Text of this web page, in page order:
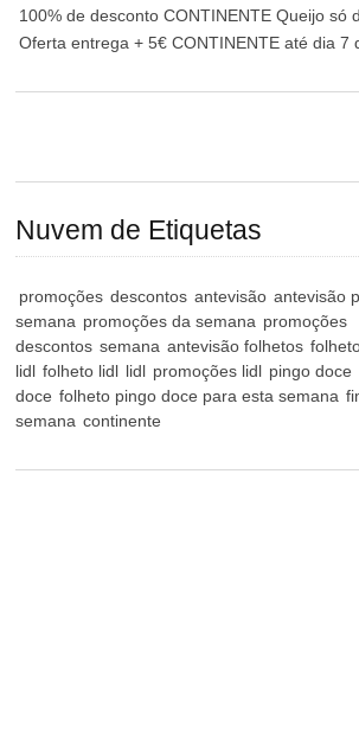
100% de desconto CONTINENTE Queijo só
Oferta entrega + 5€ CONTINENTE até dia 7
Nuvem de Etiquetas
promoções descontos antevisão antevisão
semana promoções da semana promoções
descontos semana antevisão folhetos
lidl folheto lidl lidl promoções lidl pingo doce
doce folheto pingo doce para esta semana
semana continente